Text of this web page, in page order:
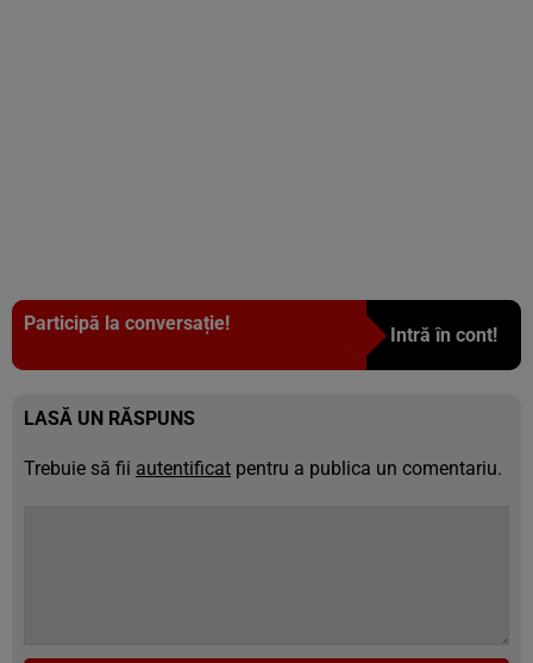
Participă la conversație!
Intră în cont!
LASĂ UN RĂSPUNS
Trebuie să fii autentificat pentru a publica un comentariu.